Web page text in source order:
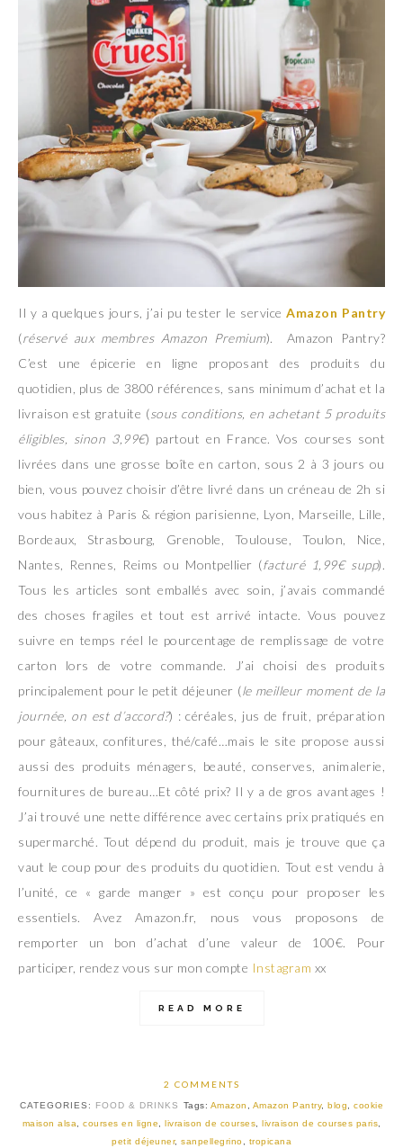
Il y a quelques jours, j’ai pu tester le serviceAmazon Pantry
(réservé aux membres Amazon Premium). Amazon Pantry?
C’est une épicerie en ligne proposant des produits du
quotidien, plus de 3800 références, sans minimum d’achat et la
livraison est gratuite (sous conditions, en achetant 5 produits
éligibles, sinon 3,99€) partout en France. Vos courses sont
livrées dans une grosse boîte en carton, sous 2 à 3 jours ou
bien, vous pouvez choisir d’être livré dans un créneau de 2h si
vous habitez à Paris & région parisienne, Lyon, Marseille, Lille,
Bordeaux, Strasbourg, Grenoble, Toulouse, Toulon, Nice,
Nantes, Rennes, Reims ou Montpellier (facturé 1,99€ supp).
Tous les articles sont emballés avec soin, j’avais commandé
des choses fragiles et tout est arrivé intacte. Vous pouvez
suivre en temps réel le pourcentage de remplissage de votre
carton lors de votre commande. J’ai choisi des produits
principalement pour le petit déjeuner (le meilleur moment de la
journée, on est d’accord?) : céréales, jus de fruit, préparation
pour gâteaux, confitures, thé/café…mais le site propose aussi
aussi des produits ménagers, beauté, conserves, animalerie,
fournitures de bureau…Et côté prix? Il y a de gros avantages !
J’ai trouvé une nette différence avec certains prix pratiqués en
supermarché. Tout dépend du produit, mais je trouve que ça
vaut le coup pour des produits du quotidien. Tout est vendu à
l’unité, ce « garde manger » est conçu pour proposer les
essentiels. Avez Amazon.fr, nous vous proposons de
remporter un bon d’achat d’une valeur de 100€. Pour
participer, rendez vous sur mon compte Instagram xx
READ MORE
2 COMMENTS
CATEGORIES: FOOD & DRINKS Tags: Amazon , Amazon Pantry,blog,cookie
maison alsa, courses en ligne, livraison de courses, livraison de courses paris,
petit déjeuner, sanpellegrino, tropicana